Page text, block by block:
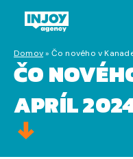
Domov» Čo nového v
ČO
APRÍL